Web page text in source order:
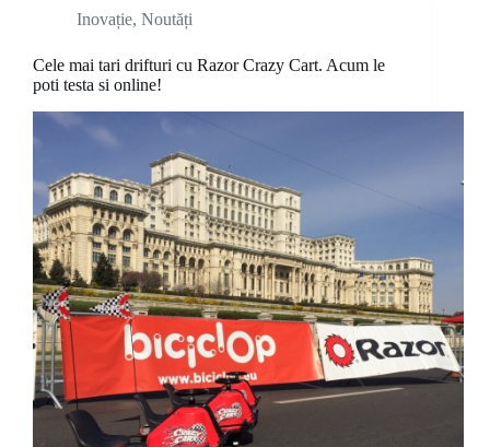
Inovație, Noutăți
Cele mai tari drifturi cu Razor Crazy Cart. Acum le
poti testa si online!